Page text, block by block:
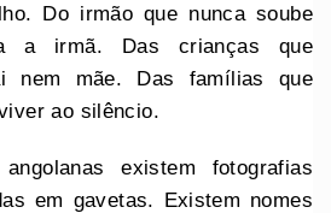
Do irmão que nunca soube
a irmã. Das crianças que
nem mãe. Das famílias que
ao silêncio.
existem fotografias
em gavetas. Existem nomes